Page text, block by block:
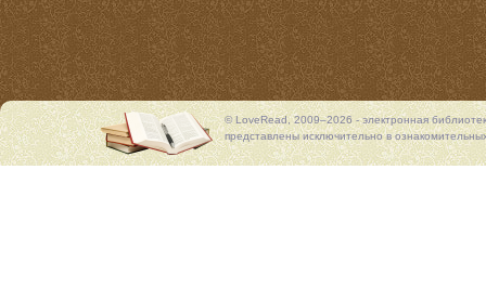
© LoveRead, 2009–2026 - электронная
представлены исключительно в